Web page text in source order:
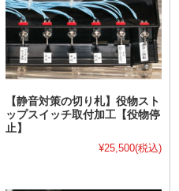
【静音対策の切り札】役物スト
ップスイッチ取付加工【役物停
止】
¥25,500(税込)